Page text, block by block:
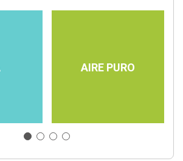
AIRE PURO